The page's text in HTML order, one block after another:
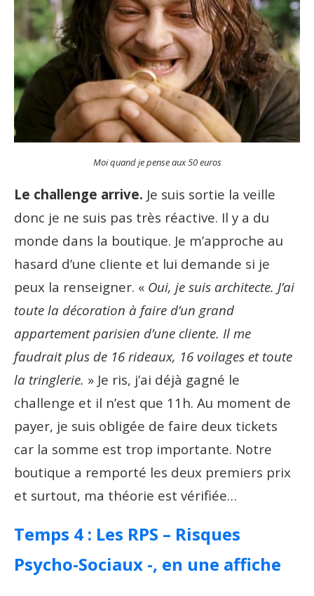
Moi quand je pense aux 50 euros
Le challenge arrive. Je suis sortie la veille
donc je ne suis pas très réactive. Il y a du
monde dans la boutique. Je m’approche au
hasard d’une cliente et lui demande si je
peux la renseigner. « Oui, je suis architecte. J’ai
toute la décoration à faire d’un grand
appartement parisien d’une cliente. Il me
faudrait plus de 16 rideaux, 16 voilages et toute
la tringlerie. » Je ris, j’ai déjà gagné le
challenge et il n’est que 11h. Au moment de
payer, je suis obligée de faire deux tickets
car la somme est trop importante. Notre
boutique a remporté les deux premiers prix
et surtout, ma théorie est vérifiée…
Temps 4 : Les RPS – Risques
Psycho-Sociaux -, en une affiche